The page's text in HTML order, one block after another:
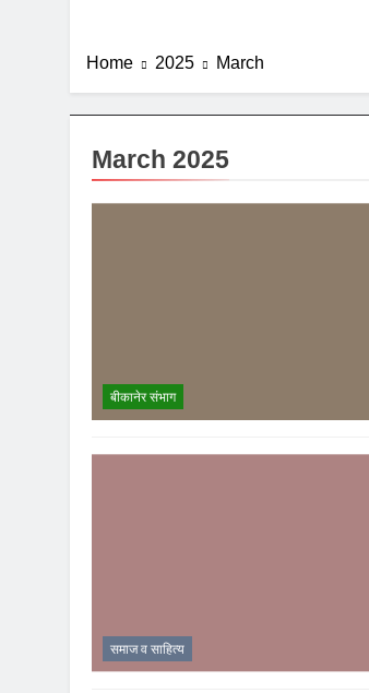
Home 2025 March
March 2025
बीकानेर संभाग
समाज व साहित्य